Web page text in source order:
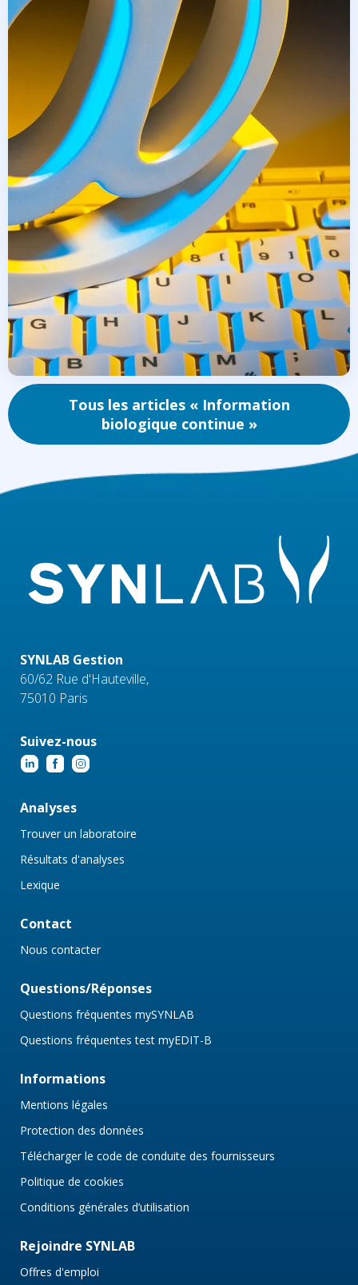
Tous les articles « Information
biologique continue »
SYNLAB Gestion
60/62 Rue d'Hauteville,
75010 Paris
Suivez-nous
Analyses
Trouver un laboratoire
Résultats d'analyses
Lexique
Contact
Nous contacter
Questions/Réponses
Questions fréquentes mySYNLAB
Questions fréquentes test myEDIT-B
Informations
Mentions légales
Protection des données
Télécharger le code de conduite des fournisseurs
Politique de cookies
Conditions générales d’utilisation
Rejoindre SYNLAB
Offres d'emploi